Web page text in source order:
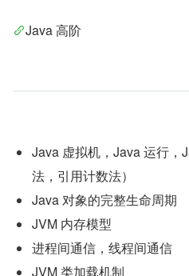
Java 高阶
Java 虚拟机，Java 运行，
法，引用计数法）
Java 对象的完整生命周期
JVM 内存模型
进程间通信，线程间通信
JVM 类加载机制